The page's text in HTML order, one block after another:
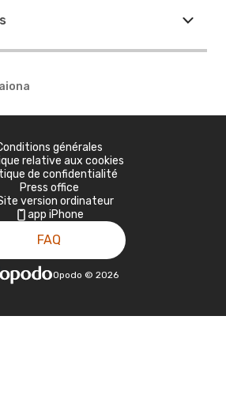
générales
relative aux cookies
de confidentialité
Press office
version ordinateur
app iPhone
FAQ
Opodo © 2026